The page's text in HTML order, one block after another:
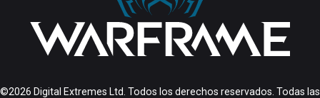
©2026 Digital Extremes Ltd. Todos los derechos reservados. Todas las